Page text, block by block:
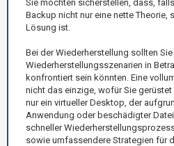
Sie möchten sicherstellen, dass,
Backup nicht nur eine nette Theorie,
Lösung ist.
Bei der Wiederherstellung sollten
Wiederherstellungsszenarien in
konfrontiert sein könnten. Eine
nicht das einzige, wofür Sie
nur ein virtueller Desktop, der
Anwendung oder beschädigter
schneller
sowie umfassendere Strategien für